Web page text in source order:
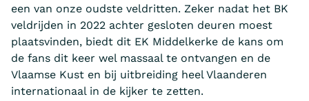
een van onze oudste veldritten. Zeker nadat het BK
veldrijden in 2022 achter gesloten deuren moest
plaatsvinden, biedt dit EK Middelkerke de kans om
de fans dit keer wel massaal te ontvangen en de
Vlaamse Kust en bij uitbreiding heel Vlaanderen
internationaal in de kijker te zetten.